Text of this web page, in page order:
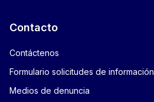
Contacto
Contáctenos
Formulario solicitudes de información
Medios de denuncia